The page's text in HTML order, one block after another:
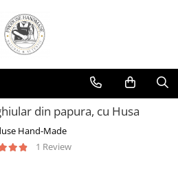
din papura, cu Husa
Hand-Made
1 Review